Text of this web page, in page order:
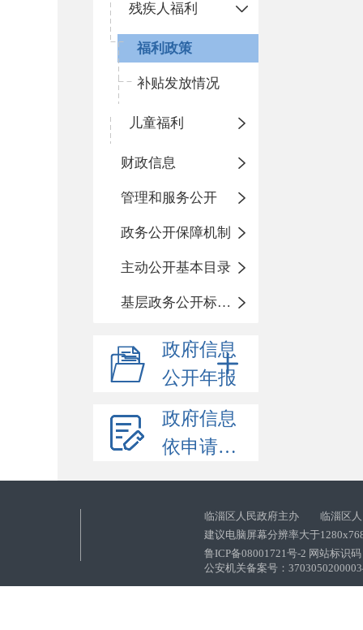
残疾人福利
福利政策
补贴发放情况
儿童福利
财政信息
管理和服务公开
政务公开保障机制
主动公开基本目录
基层政务公开标准化目录
政府信息
公开年报
政府信息
依申请公开
临淄区人民政府主办 临淄区人
建议电脑屏幕分辨率大于
鲁ICP备08001721号-2 网站标识
公安机关备案号：